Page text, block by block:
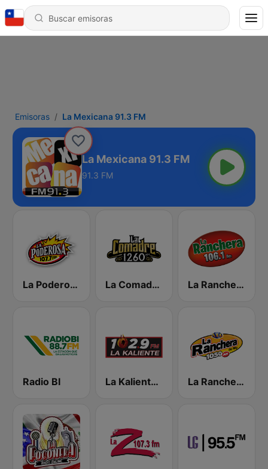
Emisoras La Mexicana 91.3 FM
La Mexicana 91.3 FM
91.3 FM
La Poderosa Aguascalientes La Comadre 1260 AM La Ranchera 106.1 FM
Radio BI La Kaliente 102.9 FM La Ranchera 1050 AM